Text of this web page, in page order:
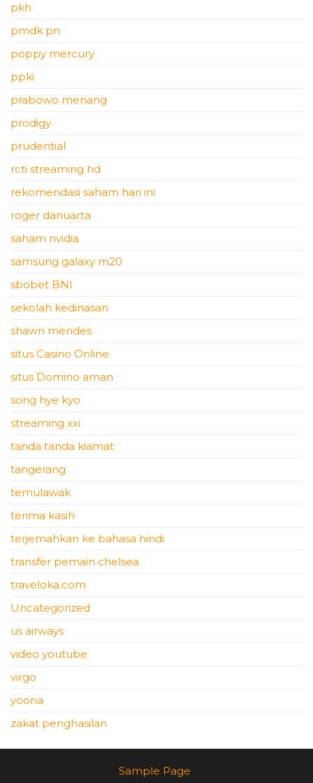
pkh
pmdk pn
poppy mercury
ppki
prabowo menang
prodigy
prudential
rcti streaming hd
rekomendasi saham hari ini
roger danuarta
saham nvidia
samsung galaxy m20
sbobet BNI
sekolah kedinasan
shawn mendes
situs Casino Online
situs Domino aman
song hye kyo
streaming xxi
tanda tanda kiamat
tangerang
temulawak
terima kasih
terjemahkan ke bahasa hindi
transfer pemain chelsea
traveloka.com
Uncategorized
us airways
video youtube
virgo
yoona
zakat penghasilan
Sample Page